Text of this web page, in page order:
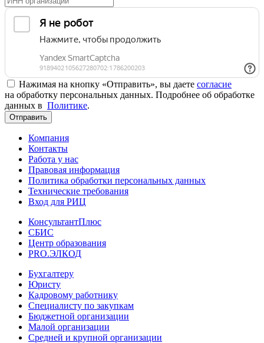
Нажимая на кнопку «Отправить», вы даете согласие
на обработку персональных данных. Подробнее об обработке
данных в Политике.
Отправить
Компания
Контакты
Работа у нас
Правовая информация
Политика обработки персональных данных
Технические требования
Вход для РИЦ
КонсультантПлюс
СБИС
Центр образования
PRO.ЭЛКОД
Бухгалтеру
Юристу
Кадровому работнику
Специалисту по закупкам
Бюджетной организации
Малой организации
Средней и крупной организации